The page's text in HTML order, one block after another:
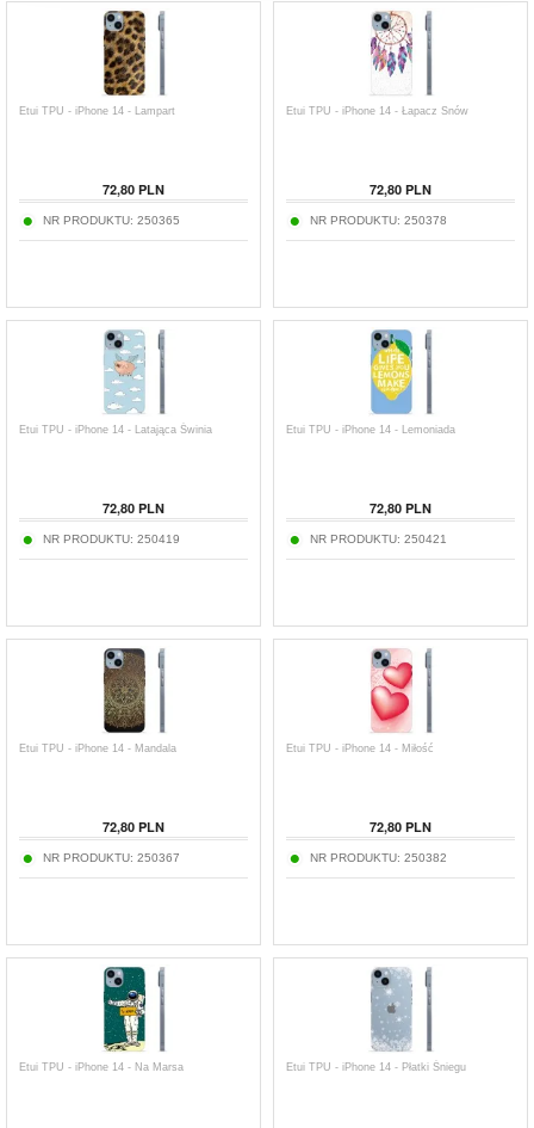
Etui TPU - iPhone 14 - Lampart
72,80 PLN
NR PRODUKTU: 250365
Etui TPU - iPhone 14 - Łapacz Snów
72,80 PLN
NR PRODUKTU: 250378
Etui TPU - iPhone 14 - Latająca Świnia
72,80 PLN
NR PRODUKTU: 250419
Etui TPU - iPhone 14 - Lemoniada
72,80 PLN
NR PRODUKTU: 250421
Etui TPU - iPhone 14 - Mandala
72,80 PLN
NR PRODUKTU: 250367
Etui TPU - iPhone 14 - Miłość
72,80 PLN
NR PRODUKTU: 250382
Etui TPU - iPhone 14 - Na Marsa Etui TPU - iPhone 14 - Płatki Śniegu